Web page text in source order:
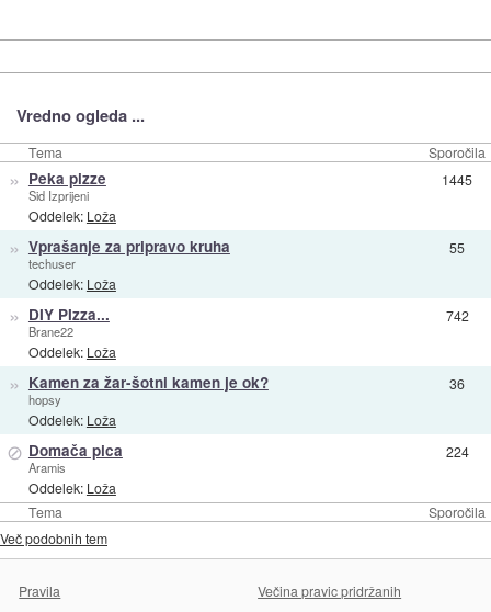
Vredno ogleda ...
Tema Sporočila
Tema Sporočila
» Peka pizze
Sid Izprijeni
Oddelek: Loža
1445
» Vprašanje za pripravo kruha
techuser
Oddelek: Loža
55
» DIY PIzza...
Brane22
Oddelek: Loža
742
» Kamen za žar-šotni kamen je ok?
hopsy
Oddelek: Loža
36
⊘ Domača pica
Aramis
Oddelek: Loža
224
Več podobnih tem
Pravila Večina pravic pridržanih